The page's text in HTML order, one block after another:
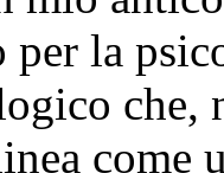
la
che,
come